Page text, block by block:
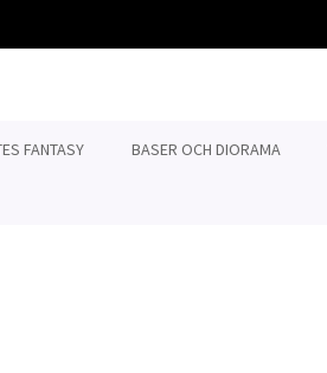
FANTASY BASER OCH DIORAMA